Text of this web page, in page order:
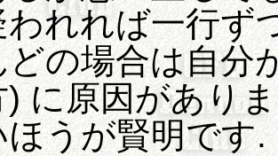
われれば一行ず
どの場合は自分
) に原因があり
ほうが賢明です.